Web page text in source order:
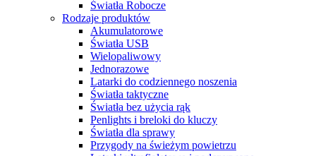
Światła Robocze
Rodzaje produktów
Akumulatorowe
Światła USB
Wielopaliwowy
Jednorazowe
Latarki do codziennego noszenia
Światła taktyczne
Światła bez użycia rąk
Penlights i breloki do kluczy
Światła dla sprawy
Przygody na świeżym powietrzu